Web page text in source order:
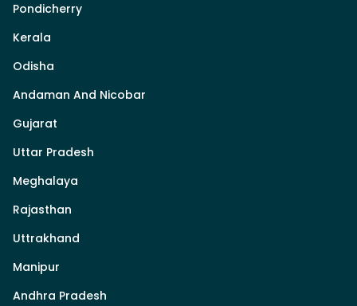
Pondicherry
Kerala
Odisha
Andaman And Nicobar
Gujarat
Uttar Pradesh
Meghalaya
Rajasthan
Uttrakhand
Manipur
Andhra Pradesh